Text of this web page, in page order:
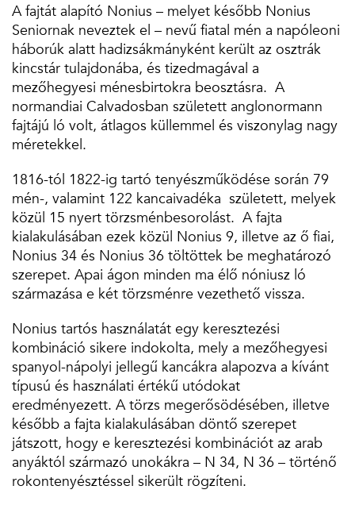
A fajtát alapító Nonius – melyet később Nonius
Seniornak neveztek el – nevű fiatal mén a napóleoni
háborúk alatt hadizsákmányként került az osztrák
kincstár tulajdonába, és tizedmagával a
mezőhegyesi ménesbirtokra beosztásra. A
normandiai Calvadosban született anglonormann
fajtájú ló volt, átlagos küllemmel és viszonylag nagy
méretekkel.
1816-tól 1822-ig tartó tenyészműködése során 79
mén-, va­lamint 122 kancaivadéka született, melyek
közül 15 nyert törzsménbesorolást. A fajta
kialakulásában ezek közül Nonius 9, illetve az ő fiai,
Nonius 34 és Nonius 36 töltöttek be meghatározó
szerepet. Apai ágon minden ma élő nóniusz ló
származása e két törzsménre vezethető vissza.
Nonius tartós használatát egy keresztezési
kombináció sikere indokolta, mely a mezőhegyesi
spanyol-nápolyi jellegű kancákra alapozva a kívánt
típusú és használati értékű utódokat
eredményezett. A törzs megerősödésében, illetve
később a fajta kialakulásában döntő szerepet
játszott, hogy e keresztezési kombinációt az arab
anyáktól származó unokákra – N 34, N 36 – történő
rokontenyésztéssel sikerült rögzíteni.